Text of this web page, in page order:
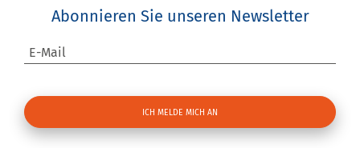
Abonnieren Sie unseren Newsletter
E-Mail